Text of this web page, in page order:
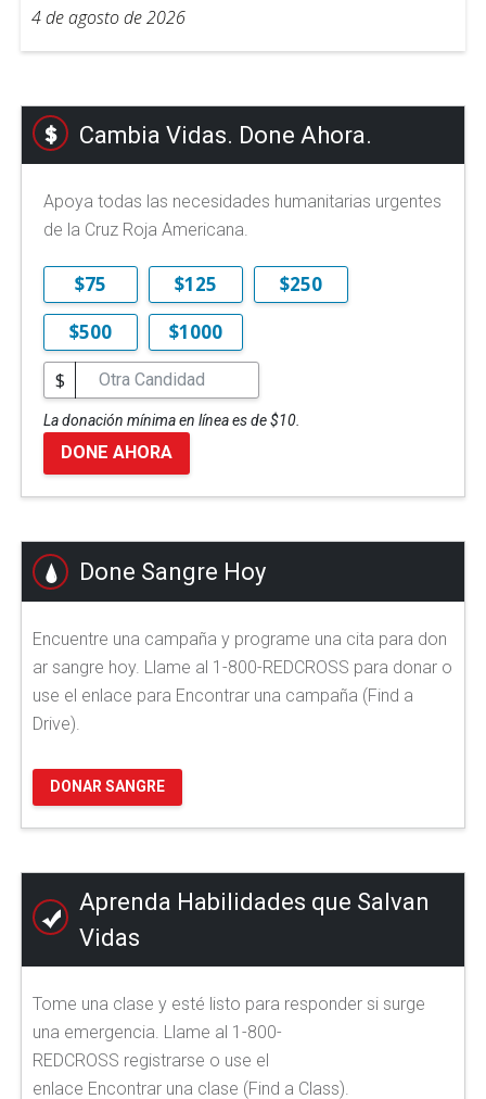
4 de agosto de 2026
Cambia Vidas. Done Ahora.
Apoya todas las necesidades humanitarias urgentes
de la Cruz Roja Americana.
$75 $125
$250
$500
$1000
$
La donación mínima en línea es de $10.
DONE AHORA
Done Sangre Hoy
Encuentre una campaña y programe una cita para don
ar sangre hoy. Llame al 1-800-REDCROSS para donar o
use el enlace para Encontrar una campaña (Find a
Drive).
DONAR SANGRE
Aprenda Habilidades que Salvan
Vidas
Tome una clase y esté listo para responder si surge
una emergencia. Llame al 1-800-
REDCROSS registrarse o use el
enlace Encontrar una clase (Find a Class).